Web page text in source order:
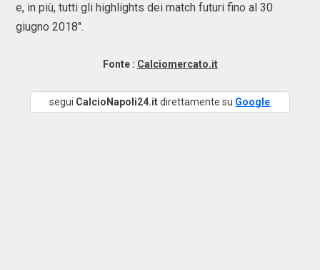
e, in più, tutti gli highlights dei match futuri fino al 30
giugno 2018".
Fonte : Calciomercato.it
segui CalcioNapoli24.itdirettamente su Google